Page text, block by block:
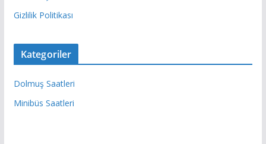
Gizlilik Politikası
Kategoriler
Dolmuş Saatleri
Minibüs Saatleri